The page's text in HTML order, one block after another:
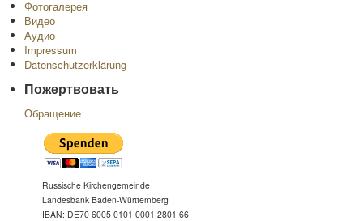
Фотогалерея
Видео
Аудио
Impressum
Datenschutzerklärung
Пожертвовать
Обращение
Russische Kirchengemeinde
Landesbank Baden-Württemberg
IBAN: DE70 6005 0101 0001 2801 66